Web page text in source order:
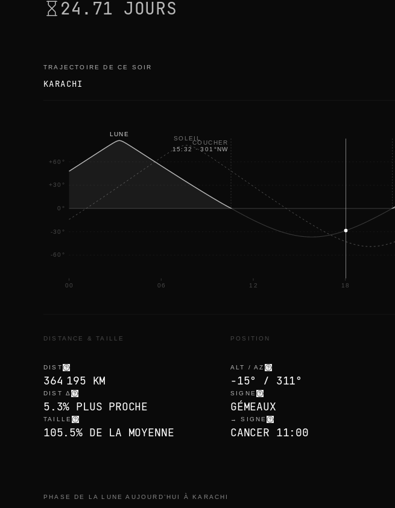
24.71 JOURS
TRAJECTOIRE DE CE SOIR
KARACHI
+60°
+30°
0°
-30°
-60°
00 06 12 18
LUNE
SOLEIL
COUCHER
15:32 · 301 °NW
DISTANCE & TAILLE
DIST
364 195 KM
DIST Δ
5.3% PLUS PROCHE
TAILLE
105.5% DE LA MOYENNE
POSITION
ALT / AZ
-15° / 311°
SIGNE
GÉMEAUX
→ SIGNE
CANCER 11:00
PHASE DE LA LUNE AUJOURD’HUI À KARACHI